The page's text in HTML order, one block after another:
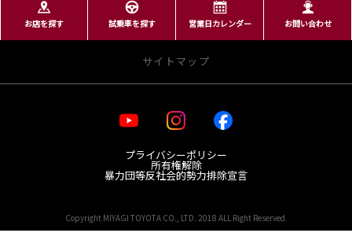
お店を探す 試乗車を探す 営業日カレンダー お問い合わせ
サイトマップ
・新車を探す
プライバシーポリシー
所有権解除
暴力団等反社会的勢力排除宣言
Copyright MIYAGI TOYOTA CO., LTD. 2018 ALL Right Reserved.